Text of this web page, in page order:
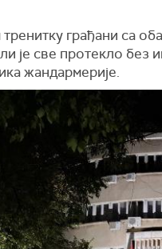
грађани са
је све протекло без
жандармерије.